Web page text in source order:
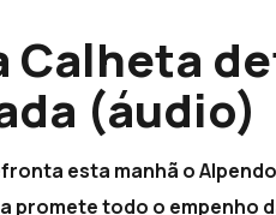
Calheta
(áudio)
esta manhã o
promete todo o empenho